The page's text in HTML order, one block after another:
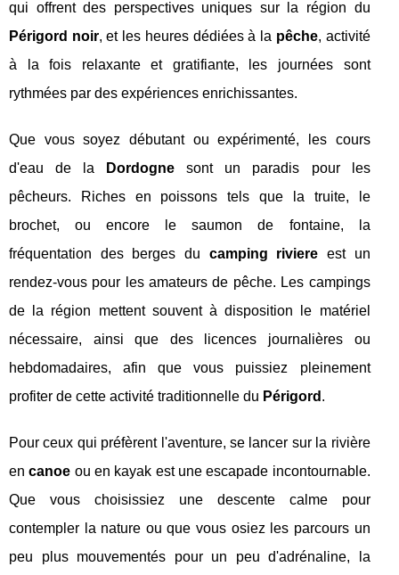
qui offrent des perspectives uniques sur la région du
Périgord noir, et les heures dédiées à la pêche, activité
à la fois relaxante et gratifiante, les journées sont
rythmées par des expériences enrichissantes.
Que vous soyez débutant ou expérimenté, les cours
d'eau de la
Dordogne sont un paradis pour les
pêcheurs. Riches en poissons tels que la truite, le
brochet, ou encore le saumon de fontaine, la
fréquentation des berges du camping riviere est un
rendez-vous pour les amateurs de pêche. Les campings
de la région mettent souvent à disposition le matériel
nécessaire, ainsi que des licences journalières ou
hebdomadaires, afin que vous puissiez pleinement
profiter de cette activité traditionnelle du Périgord .
Pour ceux qui préfèrent l'aventure, se lancer sur la rivière
encanoe ou en kayak est une escapade incontournable.
Que vous choisissiez une descente calme pour
contempler la nature ou que vous osiez les parcours un
peu plus mouvementés pour un peu d'adrénaline, la